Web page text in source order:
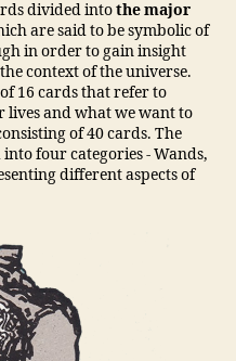
divided intothe major
are said to be symbolic of
in order to gain insight
context of the universe.
16 cards that refer to
and what we want to
of 40 cards. The
four categories - Wands,
different aspects of